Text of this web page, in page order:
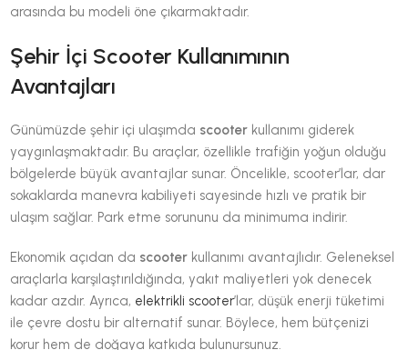
arasında bu modeli öne çıkarmaktadır.
Şehir İçi Scooter Kullanımının
Avantajları
Günümüzde şehir içi ulaşımda scooter kullanımı giderek
yaygınlaşmaktadır. Bu araçlar, özellikle trafiğin yoğun olduğu
bölgelerde büyük avantajlar sunar. Öncelikle, scooter’lar, dar
sokaklarda manevra kabiliyeti sayesinde hızlı ve pratik bir
ulaşım sağlar. Park etme sorununu da minimuma indirir.
Ekonomik açıdan da scooter kullanımı avantajlıdır. Geleneksel
araçlarla karşılaştırıldığında, yakıt maliyetleri yok denecek
kadar azdır. Ayrıca, elektrikli scooter’lar, düşük enerji tüketimi
ile çevre dostu bir alternatif sunar. Böylece, hem bütçenizi
korur hem de doğaya katkıda bulunursunuz.